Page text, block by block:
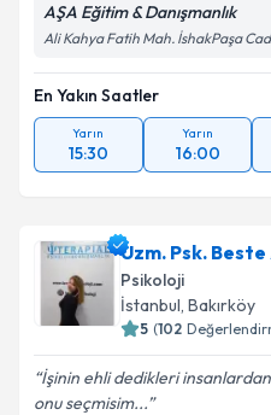
AŞA Eğitim & Danışmanlık
Ali Kahya Fatih Mah. İshakPaşa
En Yakın Saatler
Yarın
15:30
Yarın
16:00
Uzm. Psk.
Psikoloji
İstanbul, Bakırköy
5 (102
İşinin ehli dedikleri
onu seçmisim...